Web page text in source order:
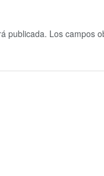
publicada. Los campos